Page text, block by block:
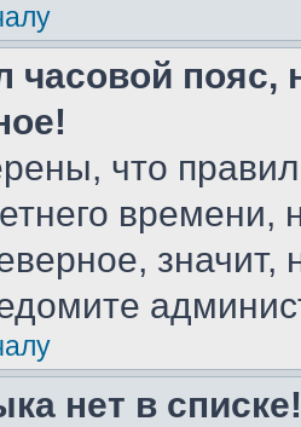
часовой пояс,
что
значит,
нет в списке!